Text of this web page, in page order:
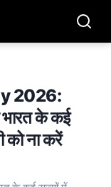
2026:
भारत के कई
को ना करें